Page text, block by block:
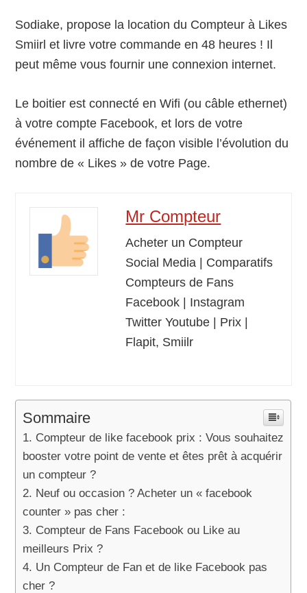
Sodiake, propose la location du Compteur à Likes
Smiirl et livre votre commande en 48 heures ! Il
peut même vous fournir une connexion internet.
Le boitier est connecté en Wifi (ou câble ethernet)
à votre compte Facebook, et lors de votre
événement il affiche de façon visible l’évolution du
nombre de « Likes » de votre Page.
Mr Compteur
Acheter un Compteur
Social Media | Comparatifs
Compteurs de Fans
Facebook | Instagram
Twitter Youtube | Prix |
Flapit, Smiilr
Sommaire
Compteur de like facebook prix : Vous souhaitez
booster votre point de vente et êtes prêt à acquérir
un compteur ?
Neuf ou occasion ? Acheter un « facebook
counter » pas cher :
Compteur de Fans Facebook ou Like au
meilleurs Prix ?
Un Compteur de Fan et de like Facebook pas
cher ?